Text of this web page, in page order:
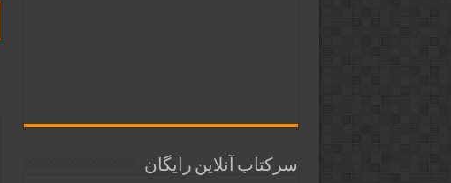
سرکتاب آنلاین رایگان